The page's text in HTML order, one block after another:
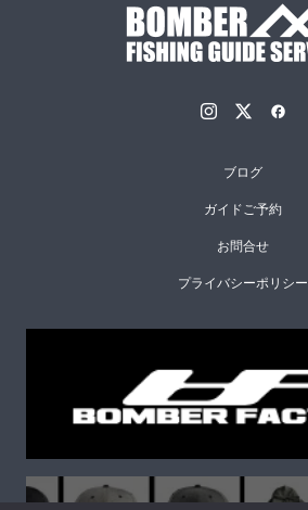
ブログ
ガイドご予約
お問合せ
プライバシーポリシー